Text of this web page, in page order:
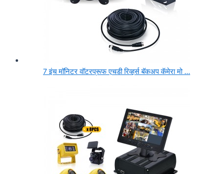
7 इंच मॉनिटर वॉटरप्रूफ एचडी रिव्हर्स बॅकअप कॅमेरा मो ...